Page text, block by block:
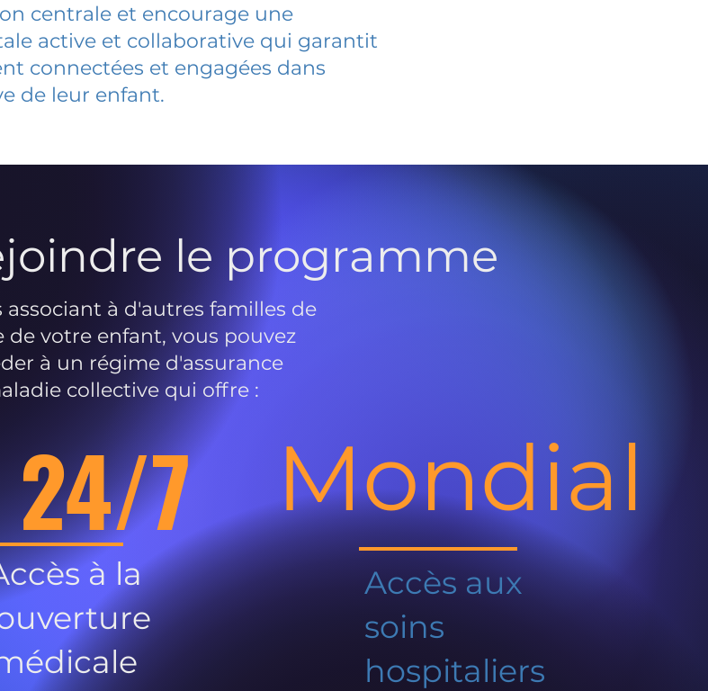
centrale et encourage une
active et collaborative qui garantit
connectées et engagées dans
de leur enfant.
le programme
associant à d'autres familles de
de votre enfant, vous pouvez
à un régime d'assurance
collective qui offre :
24/7
à la
Mondial
Accès aux
soins
hospitaliers